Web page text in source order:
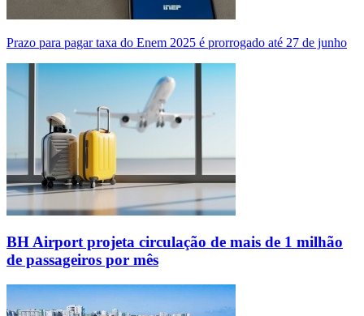
Prazo para pagar taxa do Enem 2025 é prorrogado até 27 de junho
BH Airport projeta circulação de mais de 1 milhão
de passageiros por mês